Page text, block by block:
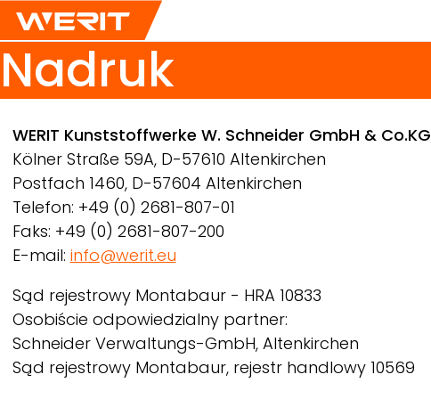
Nadruk
Breadcrumb
WERIT Kunststoffwerke W. Schneider GmbH & Co.KG
Kölner Straße 59A, D-57610 Altenkirchen
Postfach 1460, D-57604 Altenkirchen
Telefon: +49 (0) 2681-807-01
Faks: +49 (0) 2681-807-200
E-mail: info@werit.eu
Sąd rejestrowy Montabaur - HRA 10833
Osobiście odpowiedzialny partner:
Schneider Verwaltungs-GmbH, Altenkirchen
Sąd rejestrowy Montabaur, rejestr handlowy 10569